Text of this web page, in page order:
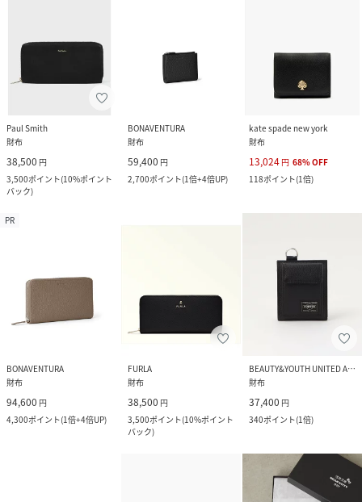
Paul Smith
財布
38,500 円
3,500ポイント(10%ポイント
バック)
BONAVENTURA
財布
59,400 円
2,700ポイント(1倍+4倍UP)
kate spade new york
財布
13,024 円 68%OFF
118ポイント(1倍)
PR
BONAVENTURA
財布
94,600 円
4,300ポイント(1倍+4倍UP)
FURLA
財布
38,500 円
3,500ポイント(10%ポイント
バック)
BEAUTY&YOUTH UNITED ARROWS
財布
37,400 円
340ポイント(1倍)